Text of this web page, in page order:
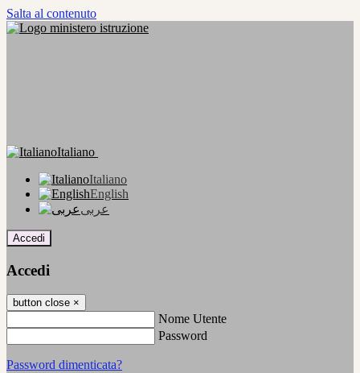
Salta al contenuto
Italiano
Italiano
English
عربى
Accedi
Accedi
button close ×
Nome Utente
Password
Password dimenticata?